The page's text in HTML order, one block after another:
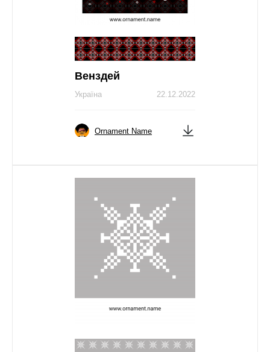
Венздей
22.12.2022
Україна
Ornament Name